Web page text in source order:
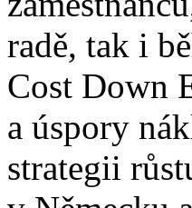
radě, tak i
Cost Down
a úspory
strategii